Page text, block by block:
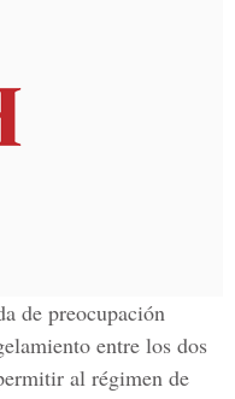
de preocupación
entre los dos
al régimen de